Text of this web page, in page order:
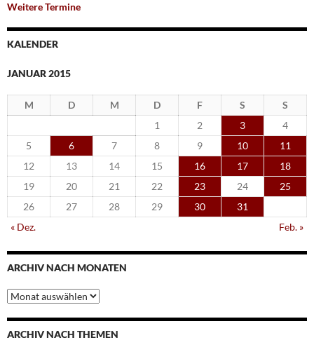
Weitere Termine
KALENDER
JANUAR 2015
M D M D F S
S
1
2 3
4
5
6 7 8 9 10
11
12
13 14 15 16 17
18
19
20 21 22 23 24
25
26
27 28 29 30
31
« Dez.
Feb. »
ARCHIV NACH MONATEN
Archiv
nach
Monaten
ARCHIV NACH THEMEN